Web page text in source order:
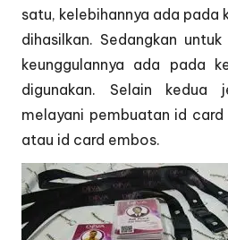
satu, kelebihannya ada pada
dihasilkan. Sedangkan
keunggulannya ada pada
digunakan. Selain
melayani pembuatan id card
atau id card embos.